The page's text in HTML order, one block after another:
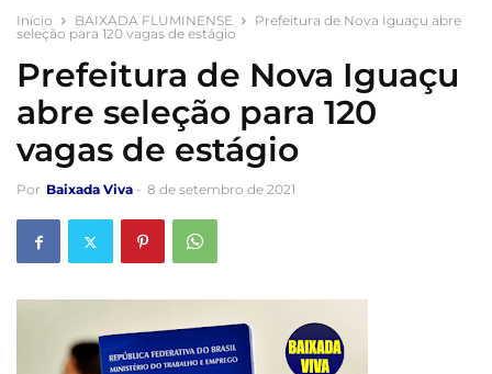
Início BAIXADA FLUMINENSE
Prefeitura de Nova Iguaçu abre
seleção para 120 vagas de estágio
Prefeitura de Nova Iguaçu
abre seleção para 120
vagas de estágio
Por Baixada Viva - 8 de setembro de 2021